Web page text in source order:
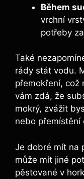
Během
vrchní
potřeby
Také
rády stát vodu.
přemokření, což
vám zdá, že
mokrý, zvážit
nebo přemístění
Je dobré mít na
může mít jiné
pěstované v